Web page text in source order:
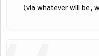
（via whatever will